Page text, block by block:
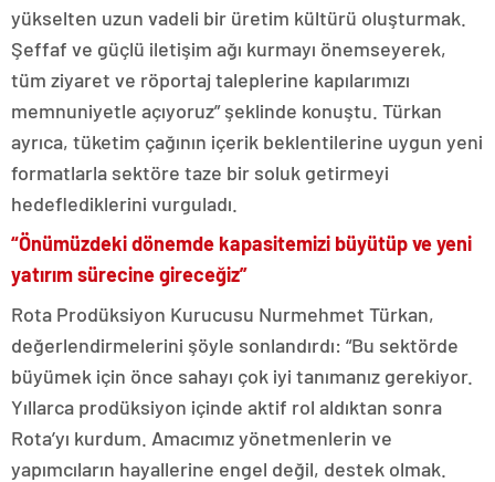
yükselten uzun vadeli bir üretim kültürü oluşturmak.
Şeffaf ve güçlü iletişim ağı kurmayı önemseyerek,
tüm ziyaret ve röportaj taleplerine kapılarımızı
memnuniyetle açıyoruz” şeklinde konuştu. Türkan
ayrıca, tüketim çağının içerik beklentilerine uygun yeni
formatlarla sektöre taze bir soluk getirmeyi
hedeflediklerini vurguladı.
“Önümüzdeki dönemde kapasitemizi büyütüp ve yeni
yatırım sürecine gireceğiz”
Rota Prodüksiyon Kurucusu Nurmehmet Türkan,
değerlendirmelerini şöyle sonlandırdı: “Bu sektörde
büyümek için önce sahayı çok iyi tanımanız gerekiyor.
Yıllarca prodüksiyon içinde aktif rol aldıktan sonra
Rota’yı kurdum. Amacımız yönetmenlerin ve
yapımcıların hayallerine engel değil, destek olmak.